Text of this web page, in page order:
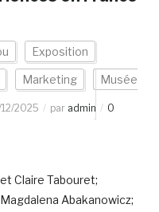
Exposition
Marketing Musée
2025 par admin
0
Claire Tabouret;
Abakanowicz;